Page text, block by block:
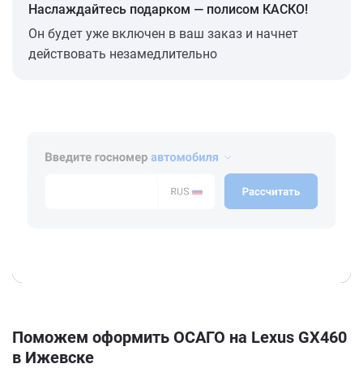
Наслаждайтесь подарком — полисом КАСКО!
Он будет уже включен в ваш заказ и начнет
действовать незамедлительно
Поможем оформить ОСАГО на Lexus GX460
в Ижевске